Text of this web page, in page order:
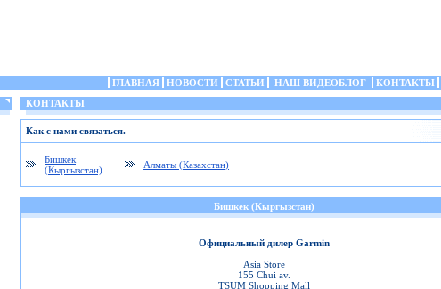
ГЛАВНАЯ НОВОСТИ СТАТЬИ НАШ ВИДЕОБЛОГ КОНТАКТЫ
КОНТАКТЫ
Как с нами связаться.
Бишкек
(Кыргызстан)
Алматы (Казахстан)
Бишкек (Кыргызстан)
Официальный дилер Garmin
Asia Store
155 Chui av.
TSUM Shopping Mall